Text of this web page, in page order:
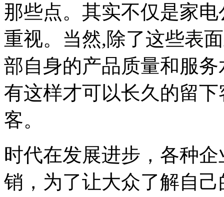
那些点。其实不仅是家
重视。当然,除了这些表
部自身的产品质量和服
有这样才可以长久的留
客。
时代在发展进步，各种
销，为了让大众了解自